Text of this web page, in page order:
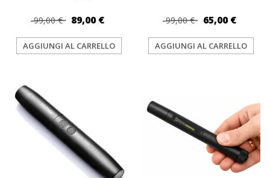
99,00 € 89,00 €
AGGIUNGI AL CARRELLO
99,00 € 65,00 €
AGGIUNGI AL CARRELLO
TOP